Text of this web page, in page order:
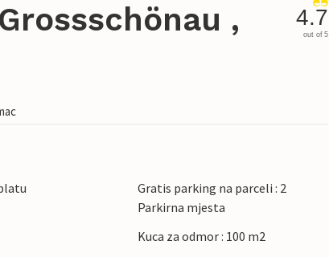
,
4.7
out of 5
Gratis parking na parceli : 2
Parkirna mjesta
Kuca za odmor : 100 m2